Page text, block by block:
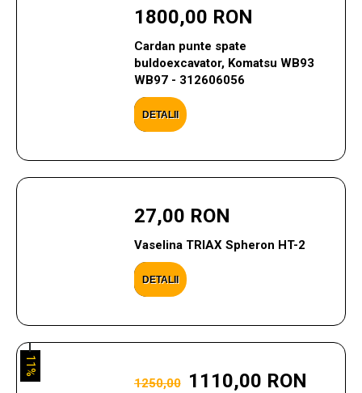
1800,00 RON
Cardan punte spate
buldoexcavator, Komatsu WB93
WB97 - 312606056
DETALII
27,00 RON
Vaselina TRIAX Spheron HT-2
DETALII
1250,00 1110,00 RON
11%